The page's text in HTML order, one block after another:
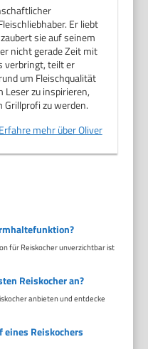
Er liebt
sie auf seinem
nicht gerade Zeit mit
verbringt, teilt er
um Fleischqualität
Leser zu inspirieren,
Grillprofi zu werden.
Erfahre mehr über Oliver
für Reiskocher unverzichtbar ist
Reiskocher an?
anbieten und entdecke
Reiskochers